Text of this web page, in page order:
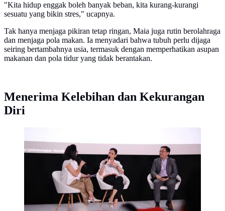
"Kita hidup enggak boleh banyak beban, kita kurang-kurangi
sesuatu yang bikin stres," ucapnya.
Tak hanya menjaga pikiran tetap ringan, Maia juga rutin berolahraga
dan menjaga pola makan. Ia menyadari bahwa tubuh perlu dijaga
seiring bertambahnya usia, termasuk dengan memperhatikan asupan
makanan dan pola tidur yang tidak berantakan.
Menerima Kelebihan dan Kekurangan
Diri
Kesehatan Kenali Cacar Api. (Dok GSK)